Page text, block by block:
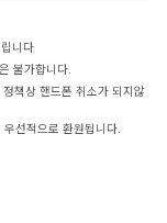
니다
불가합니다.
책상 핸드폰 취소가 되지않
선적으로 환원됩니다.